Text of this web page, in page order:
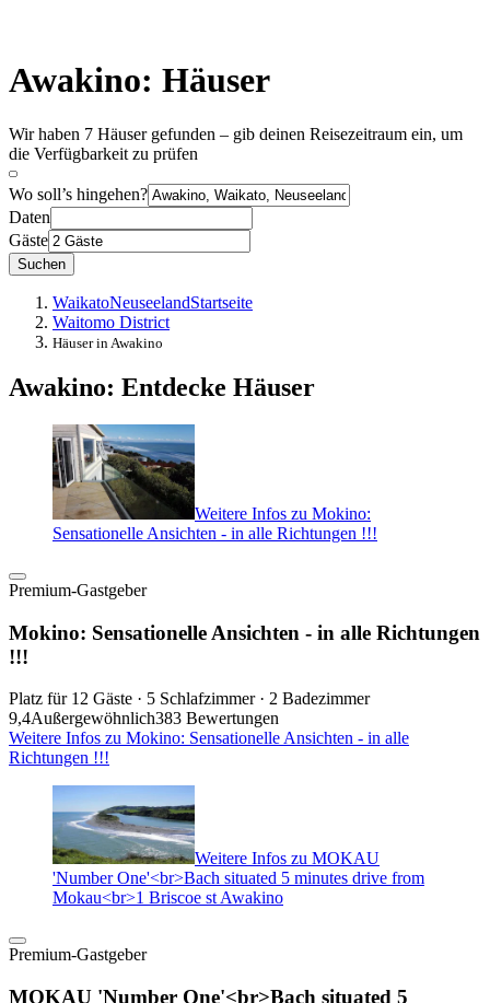
Awakino: Häuser
Wir haben 7 Häuser gefunden – gib deinen Reisezeitraum ein, um
die Verfügbarkeit zu prüfen
Wo soll’s hingehen?
Daten
Gäste
Suchen
WaikatoNeuseelandStartseite
Waitomo District
Häuser in Awakino
Awakino: Entdecke Häuser
Weitere Infos zu Mokino:
Sensationelle Ansichten - in alle Richtungen !!!
Premium-Gastgeber
Mokino: Sensationelle Ansichten - in alle Richtungen
!!!
Platz für 12 Gäste · 5 Schlafzimmer · 2 Badezimmer
9,4Außergewöhnlich383 Bewertungen
Weitere Infos zu Mokino: Sensationelle Ansichten - in alle
Richtungen !!!
Weitere Infos zu MOKAU
'Number One'<br>Bach situated 5 minutes drive from
Mokau<br>1 Briscoe st Awakino
Premium-Gastgeber
MOKAU 'Number One'<br>Bach situated 5